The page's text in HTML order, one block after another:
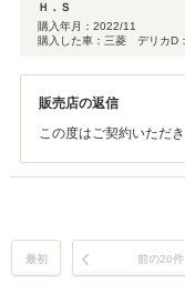
Ｈ．Ｓ
購入年月： 2022/11
購入した車：三菱 デリカD
販売店の返信
この度はご契約いただ
最初 前の20件